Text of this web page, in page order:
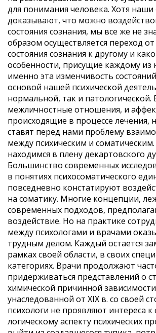
для понимания человека. Хотя
доказывают, что можно
состояния сознания, мы все же не
образом осуществляется переход
состояния сознания к другому и
особенности, присущие каждому из
именно эта изменчивость состояний
основой нашей психической
нормальной, так и
межличностные отношения, и
происходящие в процессе лечения,
ставят перед нами проблему
между психическим и
находимся в плену декартовского
Большин­ство современных
в понятиях психосоматического
повседневно констатируют
на соматику. Многие концепции,
современных подходов,
воздействие. Но на практике
между психологами и врачами
трудным делом. Каждый остается
рамках своей области, в своих
категориях. Врачи продолжают
придерживаться представлений о
химической причин­ной
унаследованной от XIX в. со своей
психологи не проявляют интереса
логическому аспекту психических